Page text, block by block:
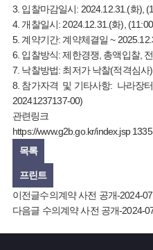
3. 입찰마감일시: 2024.12.31.(화),
4. 개찰일시: 2024.12.31.(화),
5. 계약기간: 계약체결일 ~
6. 입찰방식: 제한경쟁, 총액입찰,
7. 낙찰방법: 최저가 낙찰(적격심사)
8. 참가자격 및 기타사항: 나라장
20241237137-00)
관련링크
https://www.g2b.go.kr/index.jsp
목록
프린트
이전글수의계약 사전 공개-2024-
다음글 수의계약 사전 공개-2024-